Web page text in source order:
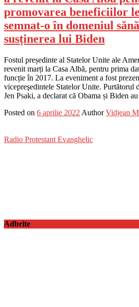
promovarea beneficiilor
semnat-o în domeniul
susținerea lui Biden
Fostul președinte al Statelor Unite ale
revenit marți la Casa Albă, pentru prima
funcție în 2017. La eveniment a fost
vicepreşedintele Statelor Unite. Purtătorul
Jen Psaki, a declarat că Obama și Biden
Posted on 6 aprilie 2022 Author Vidjean
Radio Protestant Evanghelic
Adbrite